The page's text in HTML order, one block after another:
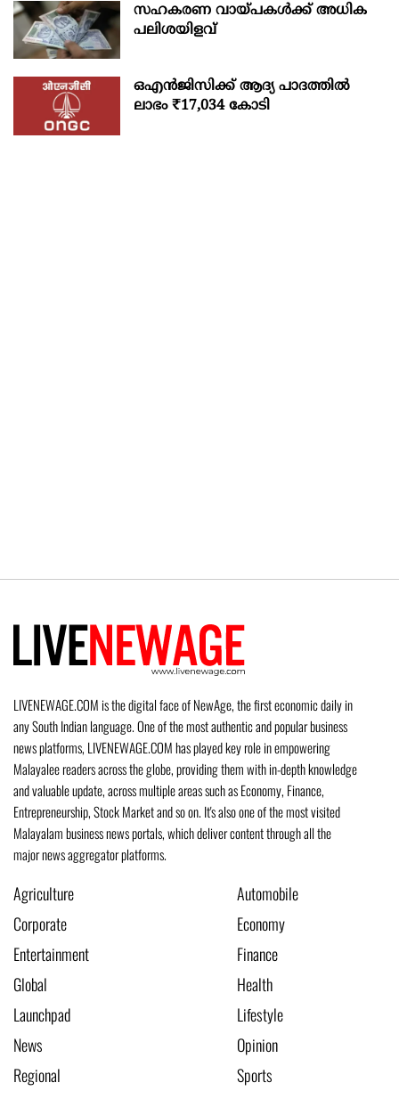
സഹകരണ വായ്പകള്‍ക്ക് അധിക
പലിശയിളവ്
ഒഎന്‍ജിസിക്ക് ആദ്യ പാദത്തില്‍
ലാഭം ₹17,034 കോടി
LIVENEWAGE.COM is the digital face of NewAge, the first economic daily in
any South Indian language. One of the most authentic and popular business
news platforms, LIVENEWAGE.COM has played key role in empowering
Malayalee readers across the globe, providing them with in-depth knowledge
and valuable update, across multiple areas such as Economy, Finance,
Entrepreneurship, Stock Market and so on. It's also one of the most visited
Malayalam business news portals, which deliver content through all the
major news aggregator platforms.
Agriculture
Automobile
Corporate
Economy
Entertainment
Finance
Global
Health
Launchpad
Lifestyle
News
Opinion
Regional
Sports